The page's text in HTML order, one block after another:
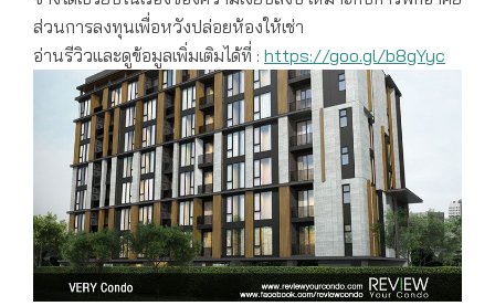
ส่วนการลงทุนเพื่อหวังปล่อยห้องให้เช่า
อ่านรีวิวและดูข้อมูลเพิ่มเติมได้ที่ : https://goo.gl/b8gYyc